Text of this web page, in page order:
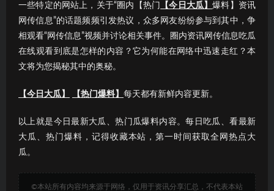
一些特定的网站上，关于“圈内【热门
【今日大瓜】爆料】资讯
网传信息”的话题频频引发热议，众多网友纷纷参与到其中，争
相观看“网传信息”视频并讨论相关事件。圈内资讯网传信息吃瓜
在线观看到底是怎样的内容？它为何能在网络中迅速走红？本
文将为您揭秘其中的奥秘。
【今日大瓜】 【热门爆料】 每天都有新鲜内容更新。
以上就是今日最新大瓜、热门瓜爆料内容。每日吃瓜、看最新
大瓜、热门爆料，记得收藏本站，第一时间获取全网热点大
瓜。
©本站所有内容均来源于网络，仅用于资讯分享汇总，不代表本站